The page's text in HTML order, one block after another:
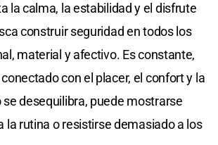
la calma, la estabilidad y el disfrute
construir seguridad en todos los
material y afectivo. Es constante,
con el placer, el confort y la
se desequilibra, puede mostrarse
la rutina o resistirse demasiado a los